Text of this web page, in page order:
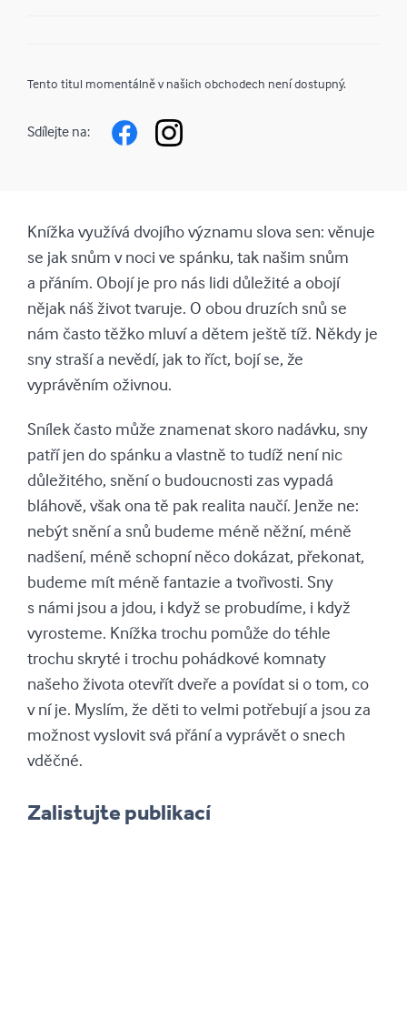
Tento titul momentálně v našich obchodech není dostupný.
Sdílejte na:
Knížka využívá dvojího významu slova sen: věnuje
se jak snům v noci ve spánku, tak našim snům
a přáním. Obojí je pro nás lidi důležité a obojí
nějak náš život tvaruje. O obou druzích snů se
nám často těžko mluví a dětem ještě tíž. Někdy je
sny straší a nevědí, jak to říct, bojí se, že
vyprávěním oživnou.
Snílek často může znamenat skoro nadávku, sny
patří jen do spánku a vlastně to tudíž není nic
důležitého, snění o budoucnosti zas vypadá
bláhově, však ona tě pak realita naučí. Jenže ne:
nebýt snění a snů budeme méně něžní, méně
nadšení, méně schopní něco dokázat, překonat,
budeme mít méně fantazie a tvořivosti. Sny
s námi jsou a jdou, i když se probudíme, i když
vyrosteme. Knížka trochu pomůže do téhle
trochu skryté i trochu pohádkové komnaty
našeho života otevřít dveře a povídat si o tom, co
v ní je. Myslím, že děti to velmi potřebují a jsou za
možnost vyslovit svá přání a vyprávět o snech
vděčné.
Zalistujte publikací